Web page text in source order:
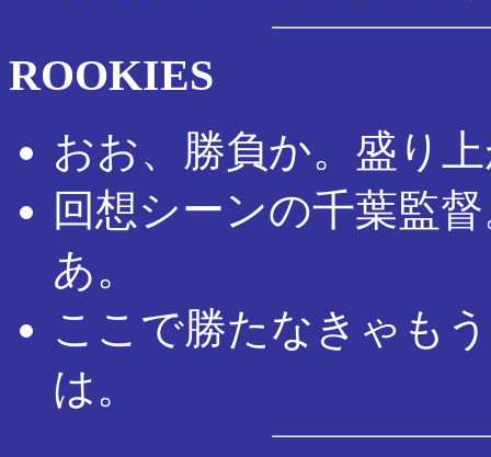
ROOKIES
おお、勝負か。盛り
回想シーンの千葉監
あ。
ここで勝たなきゃも
は。